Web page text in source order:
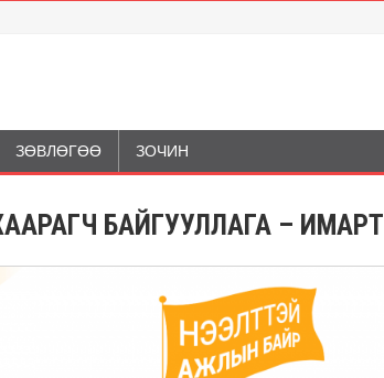
ЗӨВЛӨГӨӨ ЗОЧИН
БАЙГУУЛЛАГА – ИМАРТ